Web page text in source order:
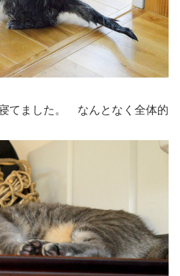
てました。 なんとなく全体的